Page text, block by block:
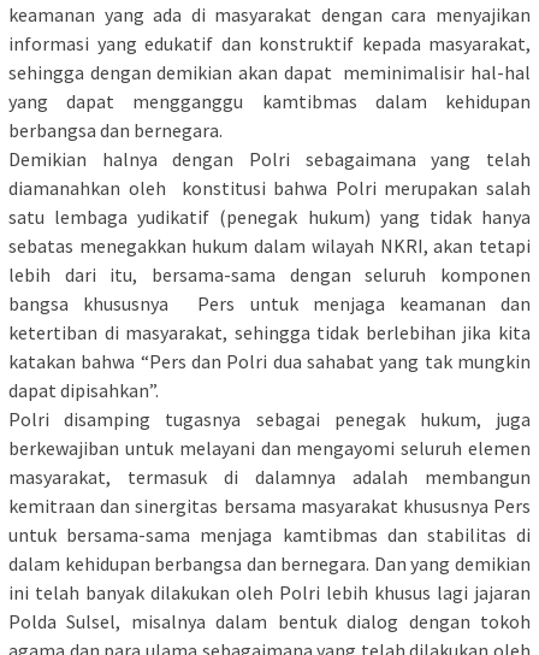
keamanan yang ada di masyarakat dengan cara menyajikan
informasi yang edukatif dan konstruktif kepada masyarakat,
sehingga dengan demikian akan dapat meminimalisir hal-hal
yang dapat mengganggu kamtibmas dalam kehidupan
berbangsa dan bernegara.
Demikian halnya dengan Polri sebagaimana yang telah
diamanahkan oleh konstitusi bahwa Polri merupakan salah
satu lembaga yudikatif (penegak hukum) yang tidak hanya
sebatas menegakkan hukum dalam wilayah NKRI, akan tetapi
lebih dari itu, bersama-sama dengan seluruh komponen
bangsa khususnya Pers untuk menjaga keamanan dan
ketertiban di masyarakat, sehingga tidak berlebihan jika kita
katakan bahwa “Pers dan Polri dua sahabat yang tak mungkin
dapat dipisahkan”.
Polri disamping tugasnya sebagai penegak hukum, juga
berkewajiban untuk melayani dan mengayomi seluruh elemen
masyarakat, termasuk di dalamnya adalah membangun
kemitraan dan sinergitas bersama masyarakat khususnya Pers
untuk bersama-sama menjaga kamtibmas dan stabilitas di
dalam kehidupan berbangsa dan bernegara. Dan yang demikian
ini telah banyak dilakukan oleh Polri lebih khusus lagi jajaran
Polda Sulsel, misalnya dalam bentuk dialog dengan tokoh